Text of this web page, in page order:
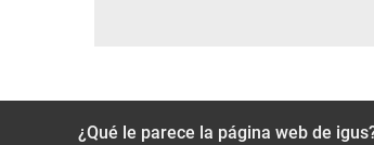
¿Qué le parece la página web de